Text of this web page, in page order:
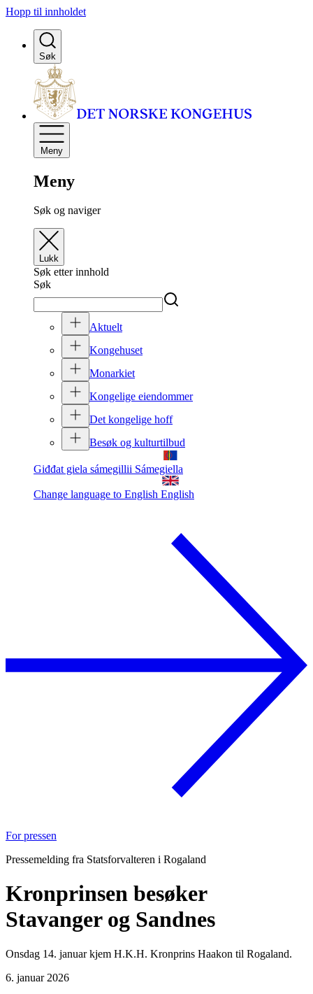
Hopp til innholdet
Søk
Meny
Meny
Søk og naviger
Lukk
Søk etter innhold
Søk
Aktuelt
Kongehuset
Monarkiet
Kongelige eiendommer
Det kongelige hoff
Besøk og kulturtilbud
Giđđat giela sámegillii Sámegiella
Change language to English English
For pressen
Pressemelding fra Statsforvalteren i Rogaland
Kronprinsen besøker
Stavanger og Sandnes
Onsdag 14. januar kjem H.K.H. Kronprins Haakon til Rogaland.
6. januar 2026